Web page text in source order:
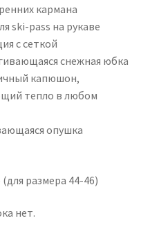
кармана
ski-pass на рукаве
с сеткой
снежная юбка
капюшон,
тепло в любом
опушка
(для размера 44-46)
нет.